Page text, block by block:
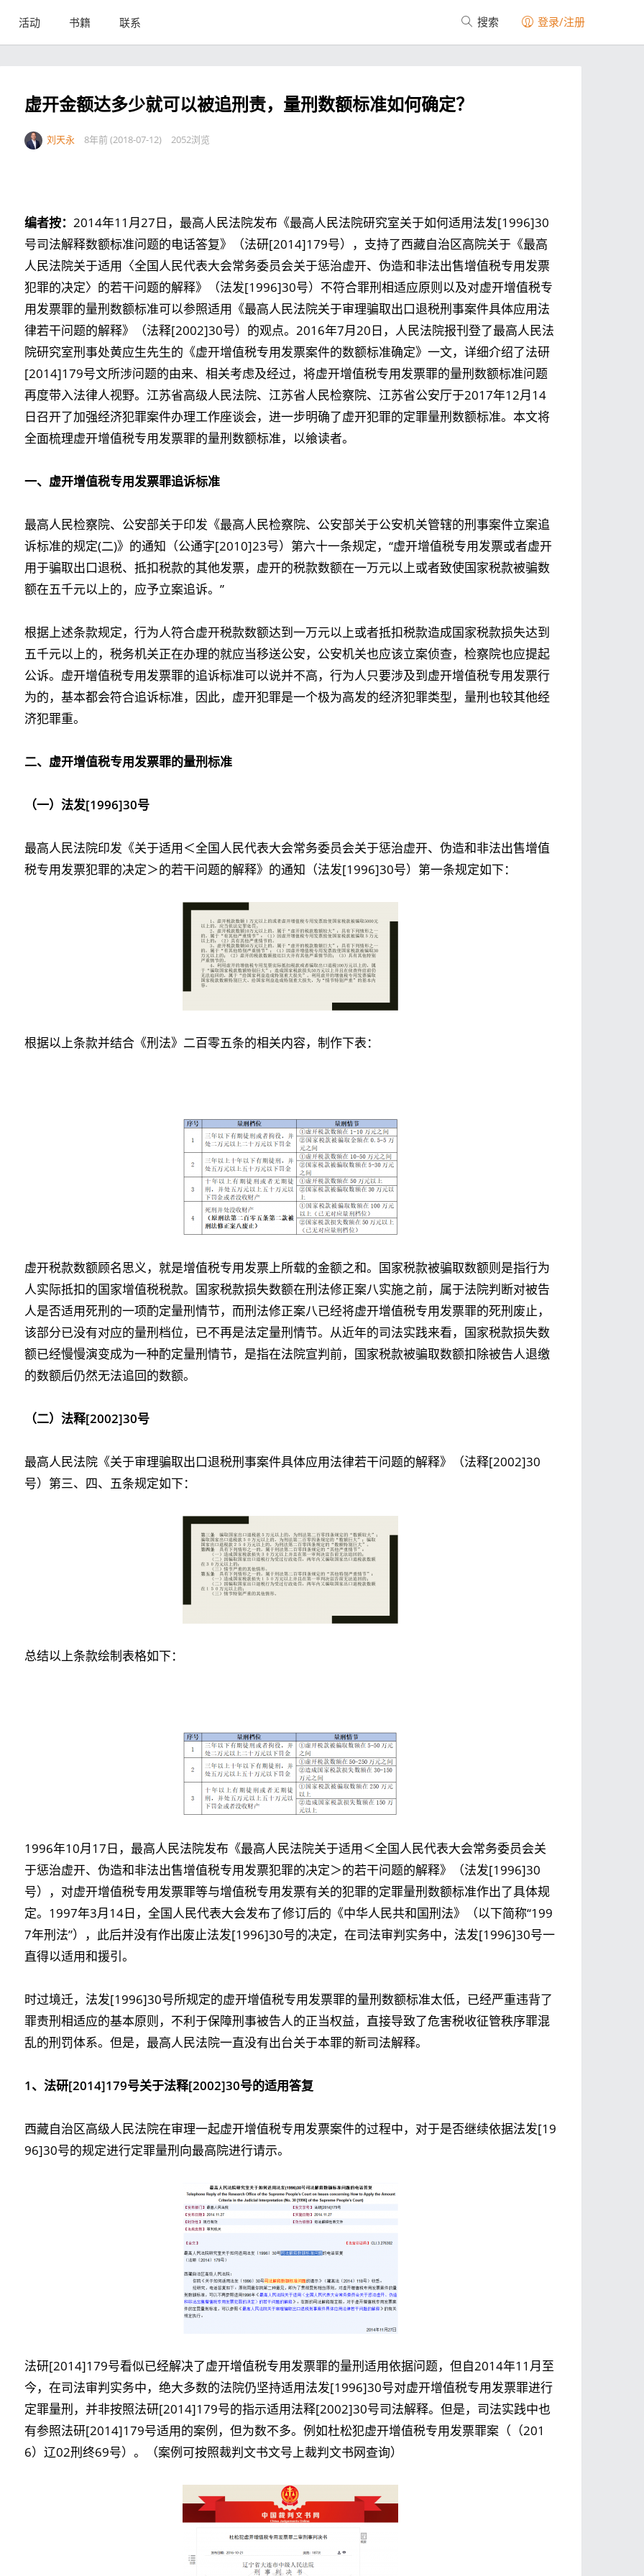
活动 书籍 联系 搜索 登录/注册
虚开金额达多少就可以被追刑责，量刑数额标准如何确定？
刘天永 8年前 (2018-07-12) 2052浏览
编者按： 2014年11月27日，最高人民法院发布《最高人民法院研究室关于如何适用法发[1996]30
号司法解释数额标准问题的电话答复》（法研[2014]179号），支持了西藏自治区高院关于《最高
人民法院关于适用〈全国人民代表大会常务委员会关于惩治虚开、伪造和非法出售增值税专用发票
犯罪的决定〉的若干问题的解释》（法发[1996]30号）不符合罪刑相适应原则以及对虚开增值税专
用发票罪的量刑数额标准可以参照适用《最高人民法院关于审理骗取出口退税刑事案件具体应用法
律若干问题的解释》（法释[2002]30号）的观点。2016年7月20日，人民法院报刊登了最高人民法
院研究室刑事处黄应生先生的《虚开增值税专用发票案件的数额标准确定》一文，详细介绍了法研
[2014]179号文所涉问题的由来、相关考虑及经过，将虚开增值税专用发票罪的量刑数额标准问题
再度带入法律人视野。江苏省高级人民法院、江苏省人民检察院、江苏省公安厅于2017年12月14
日召开了加强经济犯罪案件办理工作座谈会，进一步明确了虚开犯罪的定罪量刑数额标准。本文将
全面梳理虚开增值税专用发票罪的量刑数额标准，以飨读者。
一、虚开增值税专用发票罪追诉标准
最高人民检察院、公安部关于印发《最高人民检察院、公安部关于公安机关管辖的刑事案件立案追
诉标准的规定(二)》的通知（公通字[2010]23号）第六十一条规定，“虚开增值税专用发票或者虚开
用于骗取出口退税、抵扣税款的其他发票，虚开的税款数额在一万元以上或者致使国家税款被骗数
额在五千元以上的，应予立案追诉。”
根据上述条款规定，行为人符合虚开税款数额达到一万元以上或者抵扣税款造成国家税款损失达到
五千元以上的，税务机关正在办理的就应当移送公安，公安机关也应该立案侦查，检察院也应提起
公诉。虚开增值税专用发票罪的追诉标准可以说并不高，行为人只要涉及到虚开增值税专用发票行
为的，基本都会符合追诉标准，因此，虚开犯罪是一个极为高发的经济犯罪类型，量刑也较其他经
济犯罪重。
二、虚开增值税专用发票罪的量刑标准
（一）法发[1996]30号
最高人民法院印发《关于适用＜全国人民代表大会常务委员会关于惩治虚开、伪造和非法出售增值
税专用发票犯罪的决定＞的若干问题的解释》的通知（法发[1996]30号）第一条规定如下：
根据以上条款并结合《刑法》二百零五条的相关内容，制作下表：
虚开税款数额顾名思义，就是增值税专用发票上所载的金额之和。国家税款被骗取数额则是指行为
人实际抵扣的国家增值税税款。国家税款损失数额在刑法修正案八实施之前，属于法院判断对被告
人是否适用死刑的一项酌定量刑情节，而刑法修正案八已经将虚开增值税专用发票罪的死刑废止，
该部分已没有对应的量刑档位，已不再是法定量刑情节。从近年的司法实践来看，国家税款损失数
额已经慢慢演变成为一种酌定量刑情节，是指在法院宣判前，国家税款被骗取数额扣除被告人退缴
的数额后仍然无法追回的数额。
（二）法释[2002]30号
最高人民法院《关于审理骗取出口退税刑事案件具体应用法律若干问题的解释》（法释[2002]30
号）第三、四、五条规定如下：
总结以上条款绘制表格如下：
1996年10月17日，最高人民法院发布《最高人民法院关于适用＜全国人民代表大会常务委员会关
于惩治虚开、伪造和非法出售增值税专用发票犯罪的决定＞的若干问题的解释》（法发[1996]30
号），对虚开增值税专用发票罪等与增值税专用发票有关的犯罪的定罪量刑数额标准作出了具体规
定。1997年3月14日，全国人民代表大会发布了修订后的《中华人民共和国刑法》（以下简称“199
7年刑法”），此后并没有作出废止法发[1996]30号的决定，在司法审判实务中，法发[1996]30号一
直得以适用和援引。
时过境迁，法发[1996]30号所规定的虚开增值税专用发票罪的量刑数额标准太低，已经严重违背了
罪责刑相适应的基本原则，不利于保障刑事被告人的正当权益，直接导致了危害税收征管秩序罪混
乱的刑罚体系。但是，最高人民法院一直没有出台关于本罪的新司法解释。
1、法研[2014]179号关于法释[2002]30号的适用答复
西藏自治区高级人民法院在审理一起虚开增值税专用发票案件的过程中，对于是否继续依据法发[19
96]30号的规定进行定罪量刑向最高院进行请示。
法研[2014]179号看似已经解决了虚开增值税专用发票罪的量刑适用依据问题，但自2014年11月至
今，在司法审判实务中，绝大多数的法院仍坚持适用法发[1996]30号对虚开增值税专用发票罪进行
定罪量刑，并非按照法研[2014]179号的指示适用法释[2002]30号司法解释。但是，司法实践中也
有参照法研[2014]179号适用的案例，但为数不多。例如杜松犯虚开增值税专用发票罪案（（201
6）辽02刑终69号）。（案例可按照裁判文书文号上裁判文书网查询）